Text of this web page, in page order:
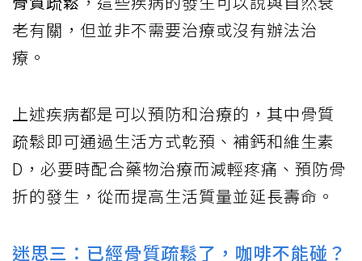
老有關，但並非不需要治療或沒有辦法治
療。
上述疾病都是可以預防和治療的，其中骨質
疏鬆即可通過生活方式乾預、補鈣和維生素
D，必要時配合藥物治療而減輕疼痛、預防骨
折的發生，從而提高生活質量並延長壽命。
迷思三：已經骨質疏鬆了，咖啡不能碰？